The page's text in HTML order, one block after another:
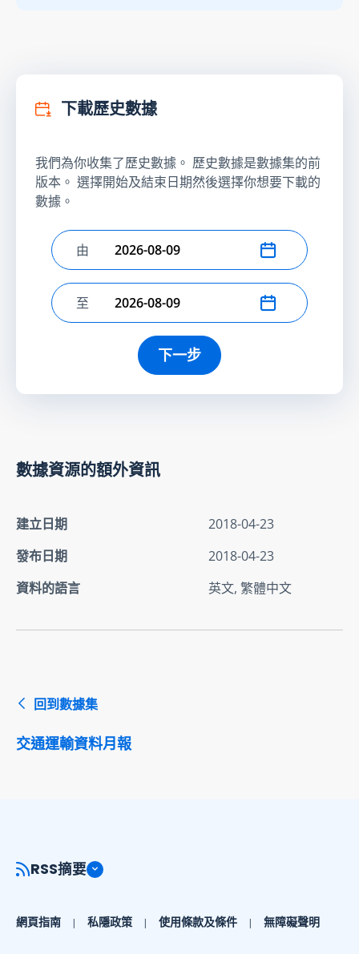
下載歷史數據
我們為你收集了歷史數據。 歷史數據是數據集的前
版本。 選擇開始及結束日期然後選擇你想要下載的
數據。
選擇開始日期
由
選擇結束日期
至
下一步
數據資源的額外資訊
建立日期
2018-04-23
發布日期
2018-04-23
資料的語言
英文, 繁體中文
回到數據集
交通運輸資料月報
RSS摘要
網頁指南 私隱政策 使用條款及條件 無障礙聲明